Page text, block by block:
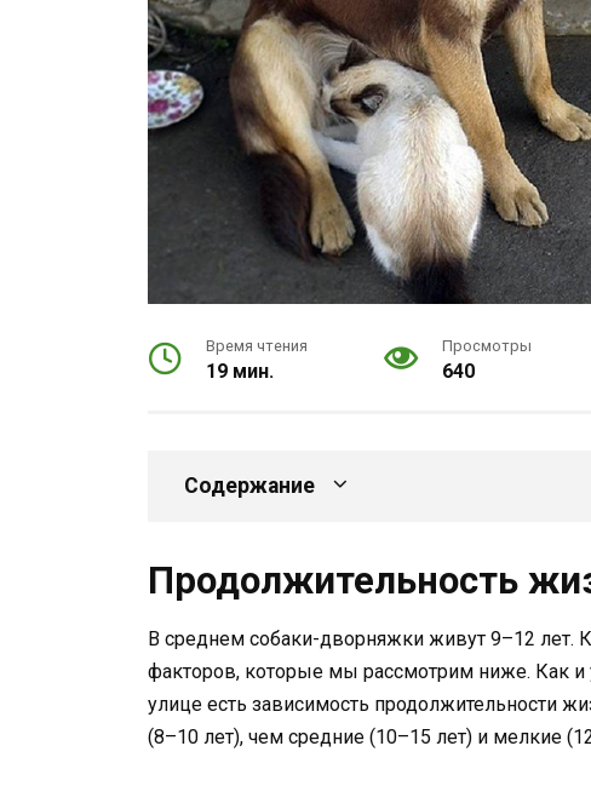
Время чтения
19 мин.
Просмотры
640
Содержание
Продолжительность
В среднем собаки-дворняжки живут 9–12 лет.
факторов, которые мы рассмотрим ниже. Как
улице есть зависимость продолжительности
(8–10 лет), чем средние (10–15 лет) и мелкие